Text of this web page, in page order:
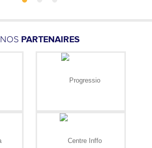
NOS PARTENAIRES